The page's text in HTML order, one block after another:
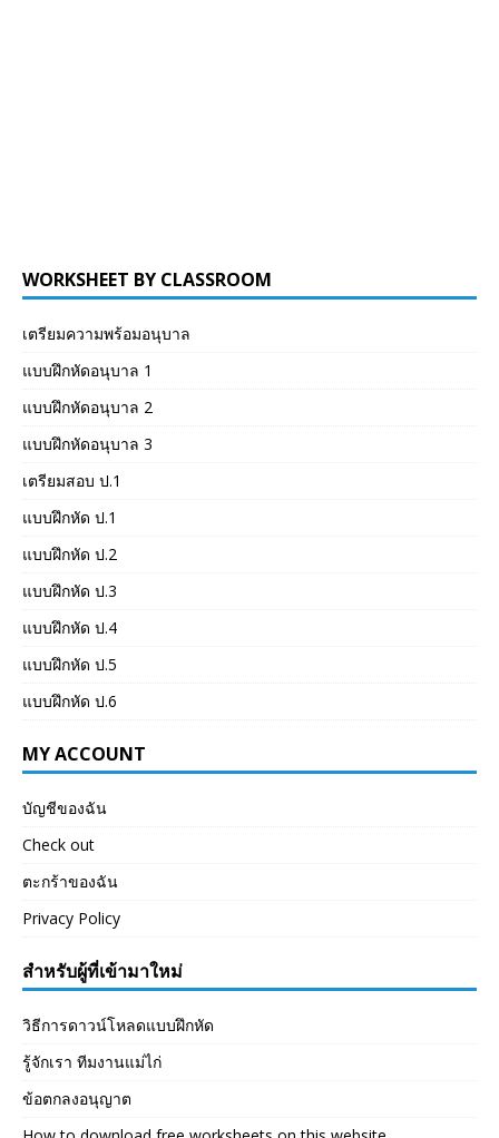
WORKSHEET BY CLASSROOM
เตรียมความพร้อมอนุบาล
แบบฝึกหัดอนุบาล 1
แบบฝึกหัดอนุบาล 2
แบบฝึกหัดอนุบาล 3
เตรียมสอบ ป.1
แบบฝึกหัด ป.1
แบบฝึกหัด ป.2
แบบฝึกหัด ป.3
แบบฝึกหัด ป.4
แบบฝึกหัด ป.5
แบบฝึกหัด ป.6
MY ACCOUNT
บัญชีของฉัน
Check out
ตะกร้าของฉัน
Privacy Policy
สำหรับผู้ที่เข้ามาใหม่
วิธีการดาวน์โหลดแบบฝึกหัด
รู้จักเรา ทีมงานแม่ไก่
ข้อตกลงอนุญาต